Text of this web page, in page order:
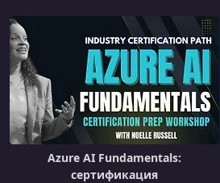
Azure AI Fundamentals:
сертификация